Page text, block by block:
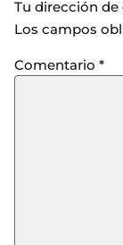
Tu dirección
Los campos
Comentario *